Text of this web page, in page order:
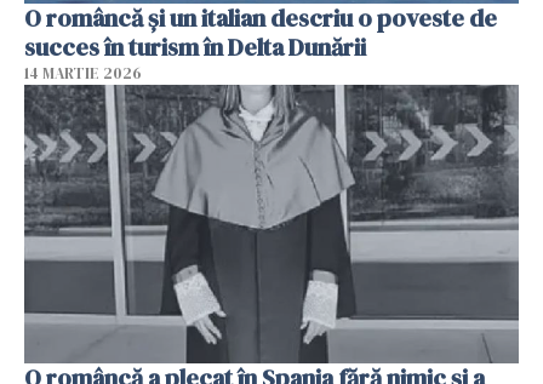
O româncă și un italian descriu o poveste de
succes în turism în Delta Dunării
14 MARTIE 2026